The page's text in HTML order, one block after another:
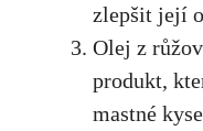
zlepšit ⁣její
Olej z
produkt,​
mastné